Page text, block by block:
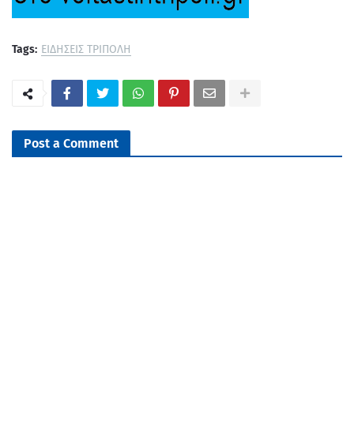
Tags: ΕΙΔΗΣΕΙΣ ΤΡΙΠΟΛΗ
Post a Comment